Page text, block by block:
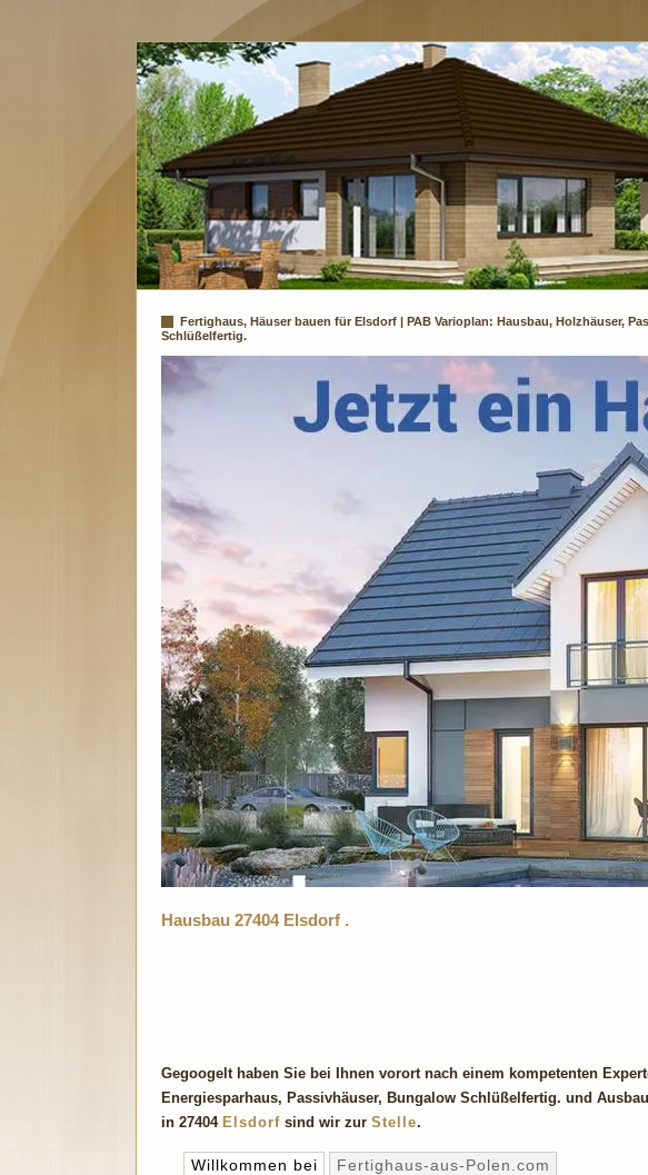
Fertighaus, Häuser bauen für Elsdorf | PAB Varioplan: Hausbau, Holzhäuser,
Schlüßelfertig.
Hausbau 27404 Elsdorf .
Gegoogelt haben Sie bei Ihnen vorort nach einem kompetenten
Energiesparhaus, Passivhäuser, Bungalow Schlüßelfertig. und
in 27404 Elsdorf sind wir zur Stelle.
Willkommen bei Fertighaus-aus-Polen.com